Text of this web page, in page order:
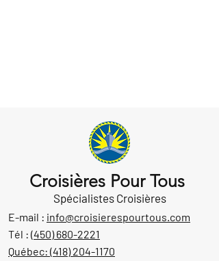
Croisières Pour Tous
Spécialistes Croisières
E-mail : info@croisierespourtous.com
Tél : (450) 680-2221
Québec: (418) 204-1170